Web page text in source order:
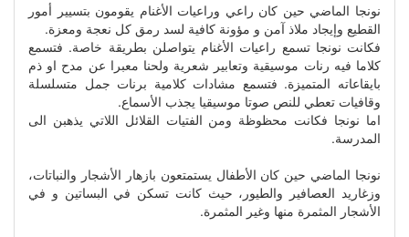
نونجا الماضي حين كان راعي وراعيات الأغنام يقومون بتسيير أمور
القطيع وإيجاد ملاذ آمن و مؤونة كافية لسد رمق كل نعجة ومعزة.
فكانت نونجا تسمع راعيات الأغنام يتواصلن بطريقة خاصة. فتسمع
كلاما فيه رنات موسيقية وتعابير شعرية ولحنا معبرا عن مدح او ذم
بايقاعاته المتميزة. فتسمع مشادات كلامية برنات جمل متسلسلة
وقافيات تعطي للنص صوتا موسيقيا يجذب الأسماع.
اما نونجا فكانت محظوظة ومن الفتيات القلائل اللاتي يذهبن الى
المدرسة.
نونجا الماضي حين كان الأطفال يستمتعون بازهار الأشجار والنباتات،
وزغاريد العصافير والطيور، حيث كانت تسكن في البساتين و في
الأشجار المثمرة منها وغير المثمرة.